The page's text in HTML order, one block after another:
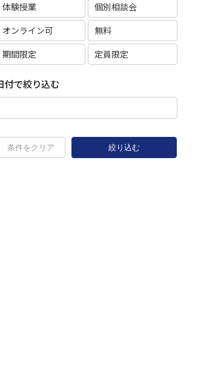
体験授業
個別相談会
オンライン可
無料
期間限定
定員限定
付で絞り込む
条件をクリア 絞り込む